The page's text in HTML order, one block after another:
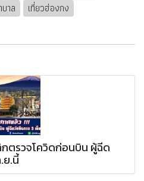
าล เที่ยวฮ่องกง
ตรวจโควิดก่อนบิน ผู้ฉีด
ย.นี้